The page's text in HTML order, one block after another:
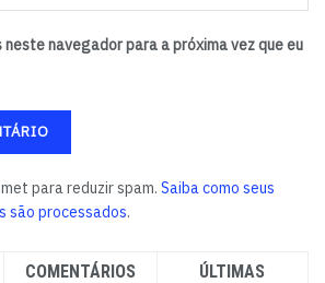
neste navegador para a próxima vez que eu
para reduzir spam. Saiba como seus
são processados.
COMENTÁRIOS ÚLTIMAS